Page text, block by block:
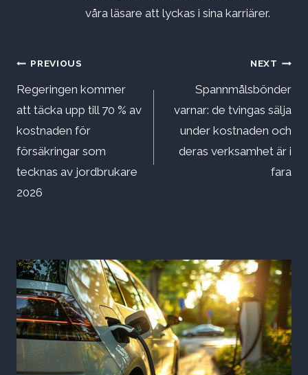
våra läsare att lyckas i sina karriärer.
Inläggsnavigering
PREVIOUS
Regeringen kommer
att täcka upp till 70 % av
kostnaden för
försäkringar som
tecknas av jordbrukare
2026
NEXT
Spannmålsbönder
varnar: de tvingas sälja
under kostnaden och
deras verksamhet är i
fara